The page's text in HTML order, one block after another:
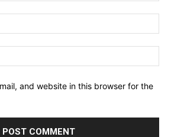
and website in this browser for the